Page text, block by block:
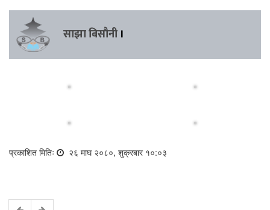
साझा बिसौनी ।
प्रकाशित मितिः २६ माघ २०८०, शुक्रबार १०:०३